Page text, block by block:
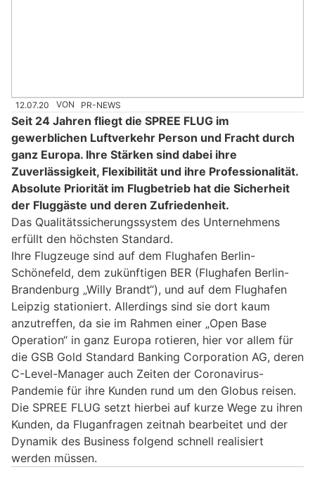
12.07.20 VON PR-NEWS
Seit 24 Jahren fliegt die SPREE FLUG im
gewerblichen Luftverkehr Person und Fracht durch
ganz Europa. Ihre Stärken sind dabei ihre
Zuverlässigkeit, Flexibilität und ihre Professionalität.
Absolute Priorität im Flugbetrieb hat die Sicherheit
der Fluggäste und deren Zufriedenheit.
Das Qualitätssicherungssystem des Unternehmens
erfüllt den höchsten Standard.
Ihre Flugzeuge sind auf dem Flughafen Berlin-
Schönefeld, dem zukünftigen BER (Flughafen Berlin-
Brandenburg „Willy Brandt“), und auf dem Flughafen
Leipzig stationiert. Allerdings sind sie dort kaum
anzutreffen, da sie im Rahmen einer „Open Base
Operation“ in ganz Europa rotieren, hier vor allem für
die GSB Gold Standard Banking Corporation AG, deren
C-Level-Manager auch Zeiten der Coronavirus-
Pandemie für ihre Kunden rund um den Globus reisen.
Die SPREE FLUG setzt hierbei auf kurze Wege zu ihren
Kunden, da Fluganfragen zeitnah bearbeitet und der
Dynamik des Business folgend schnell realisiert
werden müssen.